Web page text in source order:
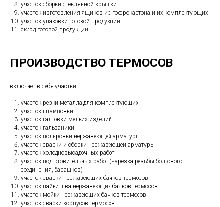
участок сборки стеклянной крышки
участок изготовления ящиков из гофрокартона и их комплектующих
участок упаковки готовой продукции
склад готовой продукции
ПРОИЗВОДСТВО ТЕРМОСОВ
включает в себя участки:
участок резки металла для комплектующих
участок штамповки
участок галтовки мелких изделий
участок гальваники
участок полировки нержавеющей арматуры
участок сварки и сборки нержавеющей арматуры
участок холодновысадочных работ
участок подготовительных работ (нарезка резьбы болтового
соединения, барашков)
участок сварки нержавеющих бачков термосов
участок пайки шва нержавеющих бачков термосов
участок мойки нержавеющих бачков термосов
участок сварки корпусов термосов